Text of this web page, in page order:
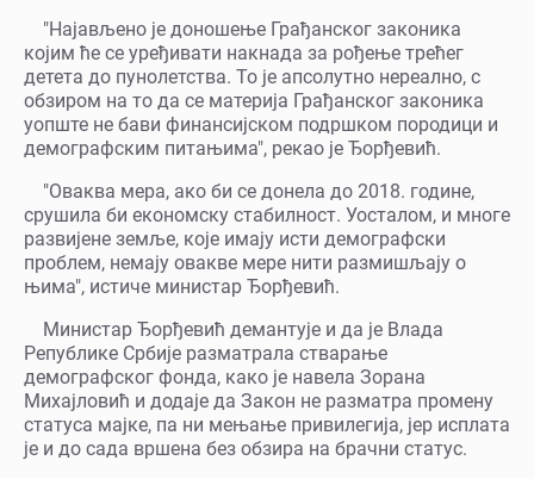
"Најављено је доношење Грађанског законика
којим ће се уређивати накнада за рођење трећег
детета до пунолетства. То је апсолутно нереално, с
обзиром на то да се материја Грађанског законика
уопште не бави финансијском подршком породици и
демографским питањима", рекао је Ђорђевић.
"Оваква мера, ако би се донела до 2018. године,
срушила би економску стабилност. Уосталом, и многе
развијене земље, које имају исти демографски
проблем, немају овакве мере нити размишљају о
њима", истиче министар Ђорђевић.
Министар Ђорђевић демантује и да је Влада
Републике Србије разматрала стварање
демографског фонда, како је навела Зорана
Михајловић и додаје да Закон не разматра промену
статуса мајке, па ни мењање привилегија, јер исплата
је и до сада вршена без обзира на брачни статус.